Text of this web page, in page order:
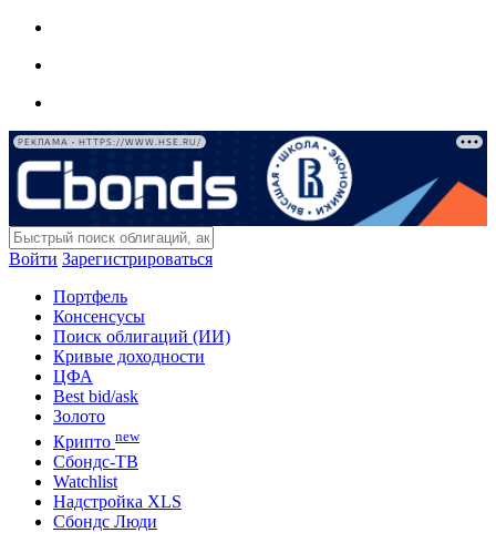
РЕКЛАМА • HTTPS://WWW.HSE.RU/
Войти Зарегистрироваться
Портфель
Консенсусы
Поиск облигаций (ИИ)
Кривые доходности
ЦФА
Best bid/ask
Золото
Крипто new
Сбондс-ТВ
Watchlist
Надстройка XLS
Сбондс Люди